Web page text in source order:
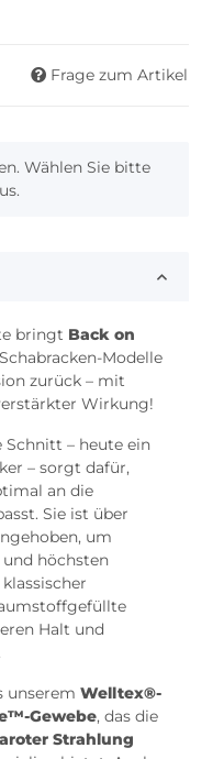
Frage zum Artikel
Wählen Sie bitte
bringt Back on
Modelle
zurück – mit
Wirkung!
Schnitt – heute ein
– sorgt dafür,
an die
Sie ist über
um
höchsten
Halt und
unserem Welltex®-
Gewebe, das die
Strahlung